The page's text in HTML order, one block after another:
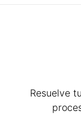
Resuelve